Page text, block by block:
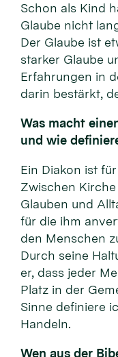
Schon als Kind
Glaube nicht
Der Glaube ist
starker Glaube
Erfahrungen in
darin bestärkt,
Was macht
und wie
Ein Diakon ist
Zwischen
Glauben und
für die ihm
den Menschen
Durch seine
er, dass jeder
Platz in der
Sinne definiere
Handeln.
Wen aus der